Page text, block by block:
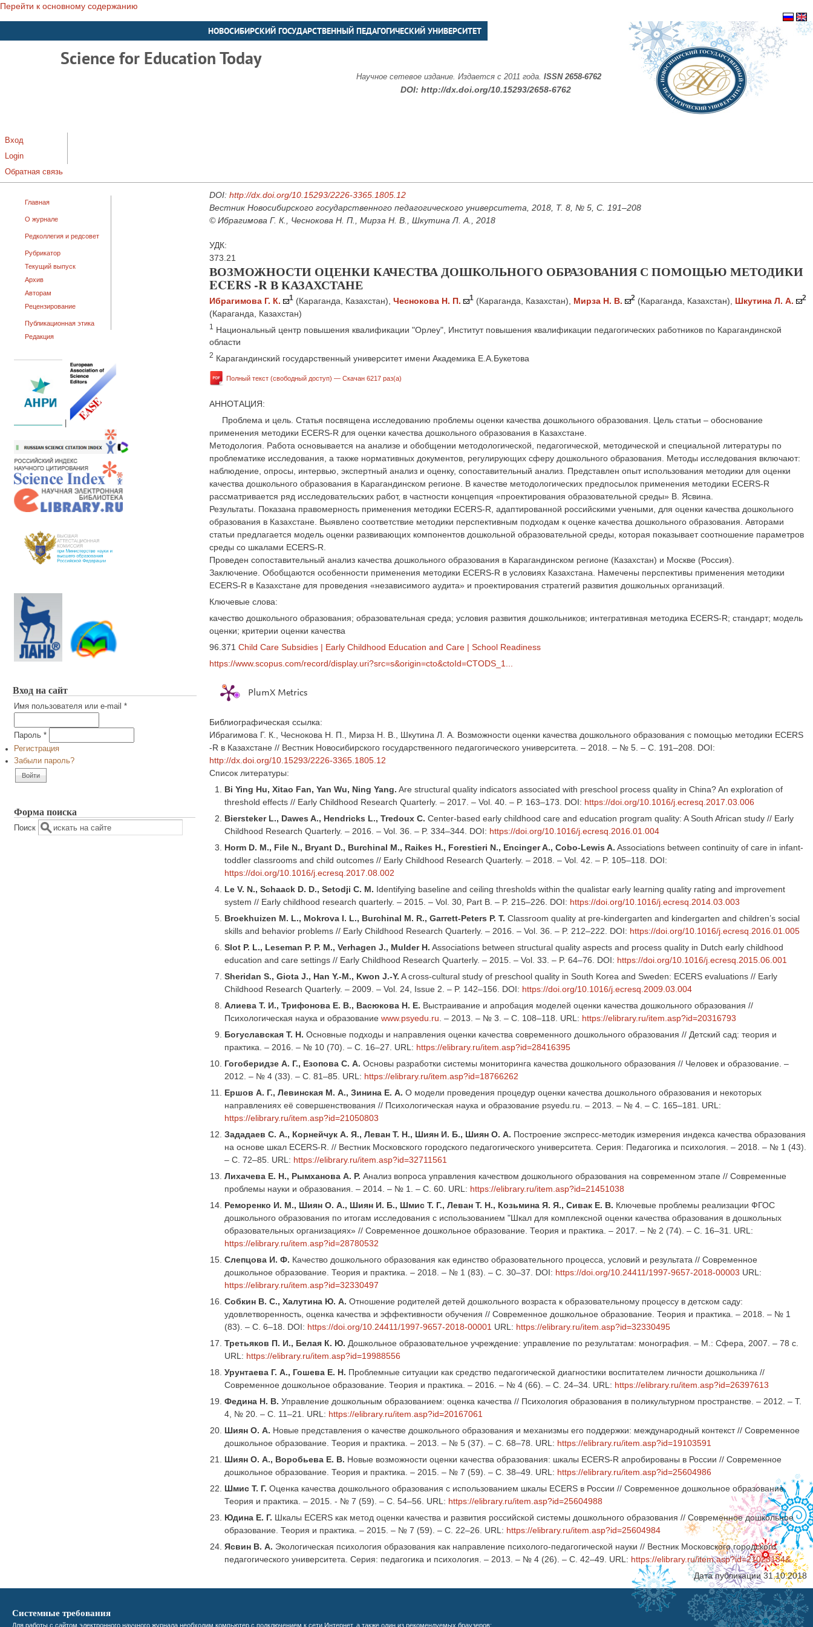
Перейти к основному содержанию
НОВОСИБИРСКИЙ ГОСУДАРСТВЕННЫЙ ПЕДАГОГИЧЕСКИЙ УНИВЕРСИТЕТ
Science for Education Today
Научное сетевое издание. Издается с 2011 года. ISSN 2658-6762
DOI: http://dx.doi.org/10.15293/2658-6762
Вход
Login
Обратная связь
Главная
О журнале
Редколлегия и редсовет
Рубрикатор
Текущий выпуск
Архив
Авторам
Рецензирование
Публикационная этика
Редакция
Вход на сайт
Имя пользователя или e-mail *
Пароль *
Регистрация
Забыли пароль?
Форма поиска
Поиск
DOI: http://dx.doi.org/10.15293/2226-3365.1805.12
Вестник Новосибирского государственного педагогического университета, 2018, Т. 8, № 5, С. 191–208
© Ибрагимова Г. К., Чеснокова Н. П., Мирза Н. В., Шкутина Л. А., 2018
УДК:
373.21
ВОЗМОЖНОСТИ ОЦЕНКИ КАЧЕСТВА ДОШКОЛЬНОГО ОБРАЗОВАНИЯ С ПОМОЩЬЮ МЕТОДИКИ
ECERS -R В КАЗАХСТАНЕ
Ибрагимова Г. К. 1 (Караганда, Казахстан) Чеснокова Н. П. 1 (Караганда, Казахстан) Мирза Н. В. 2 (Караганда, Казахстан) Шкутина Л. А. 2
(Караганда, Казахстан)
1
Национальный центр повышения квалификации "Орлеу", Институт повышения квалификации педагогических работников по Карагандинской
области
2 Карагандинский государственный университет имени Академика Е.А.Букетова
Полный текст (свободный доступ) — Скачан 6217 раз(а)
АННОТАЦИЯ:
Проблема и цель. Статья посвящена исследованию проблемы оценки качества дошкольного образования. Цель статьи – обоснование
применения методики ECERS-R для оценки качества дошкольного образования в Казахстане.
Методология. Работа основывается на анализе и обобщении методологической, педагогической, методической и специальной литературы по
проблематике исследования, а также нормативных документов, регулирующих сферу дошкольного образования. Методы исследования включают:
наблюдение, опросы, интервью, экспертный анализ и оценку, сопоставительный анализ. Представлен опыт использования методики для оценки
качества дошкольного образования в Карагандинском регионе. В качестве методологических предпосылок применения методики ECERS-R
рассматривается ряд исследовательских работ, в частности концепция «проектирования образовательной среды» В. Ясвина.
Результаты. Показана правомерность применения методики ECERS-R, адаптированной российскими учеными, для оценки качества дошкольного
образования в Казахстане. Выявлено соответствие методики перспективным подходам к оценке качества дошкольного образования. Авторами
статьи предлагается модель оценки развивающих компонентов дошкольной образовательной среды, которая показывает соотношение параметров
среды со шкалами ECERS-R.
Проведен сопоставительный анализ качества дошкольного образования в Карагандинском регионе (Казахстан) и Москве (Россия).
Заключение. Обобщаются особенности применения методики ECERS-R в условиях Казахстана. Намечены перспективы применения методики
ECERS-R в Казахстане для проведения «независимого аудита» и проектирования стратегий развития дошкольных организаций.
Ключевые слова:
качество дошкольного образования; образовательная среда; условия развития дошкольников; интегративная методика ECERS-R; стандарт; модель
оценки; критерии оценки качества
96.371 Child Care Subsidies | Early Childhood Education and Care | School Readiness
https://www.scopus.com/record/display.uri?src=s&origin=cto&ctoId=CTODS_1...
PlumX Metrics
Библиографическая ссылка:
Ибрагимова Г. К., Чеснокова Н. П., Мирза Н. В., Шкутина Л. А. Возможности оценки качества дошкольного образования с помощью методики ECERS
-R в Казахстане // Вестник Новосибирского государственного педагогического университета. – 2018. – № 5. – С. 191–208. DOI:
http://dx.doi.org/10.15293/2226-3365.1805.12
Список литературы:
Bi Ying Hu, Xitao Fan, Yan Wu, Ning Yang. Are structural quality indicators associated with preschool process quality in China? An exploration of
threshold effects // Early Childhood Research Quarterly. – 2017. – Vol. 40. – P. 163–173. DOI: https://doi.org/10.1016/j.ecresq.2017.03.006
Biersteker L., Dawes A., Hendricks L., Tredoux C. Center-based early childhood care and education program quality: A South African study // Early
Childhood Research Quarterly. – 2016. – Vol. 36. – P. 334–344. DOI: https://doi.org/10.1016/j.ecresq.2016.01.004
Horm D. M., File N., Bryant D., Burchinal M., Raikes H., Forestieri N., Encinger A., Cobo-Lewis A. Associations between continuity of care in infant-
toddler classrooms and child outcomes // Early Childhood Research Quarterly. – 2018. – Vol. 42. – P. 105–118. DOI:
https://doi.org/10.1016/j.ecresq.2017.08.002
Le V. N., Schaack D. D., Setodji C. M. Identifying baseline and ceiling thresholds within the qualistar early learning quality rating and improvement
system // Early childhood research quarterly. – 2015. – Vol. 30, Part B. – P. 215–226. DOI: https://doi.org/10.1016/j.ecresq.2014.03.003
Broekhuizen M. L., Mokrova I. L., Burchinal M. R., Garrett-Peters P. T. Classroom quality at pre-kindergarten and kindergarten and children’s social
skills and behavior problems // Еarly Childhood Research Quarterly. – 2016. – Vol. 36. – P. 212–222. DOI: https://doi.org/10.1016/j.ecresq.2016.01.005
Slot P. L., Leseman P. P. M., Verhagen J., Mulder H. Associations between structural quality aspects and process quality in Dutch early childhood
education and care settings // Early Childhood Research Quarterly. – 2015. – Vol. 33. – P. 64–76. DOI: https://doi.org/10.1016/j.ecresq.2015.06.001
Sheridan S., Giota J., Han Y.-M., Kwon J.-Y. A cross-cultural study of preschool quality in South Korea and Sweden: ECERS evaluations // Early
Childhood Research Quarterly. – 2009. – Vol. 24, Issue 2. – P. 142–156. DOI: https://doi.org/10.1016/j.ecresq.2009.03.004
Алиева Т. И., Трифонова Е. В., Васюкова Н. Е. Выстраивание и апробация моделей оценки качества дошкольного образования //
Психологическая наука и образование www.psyedu.ru . – 2013. – № 3. – С. 108–118. URL: https://elibrary.ru/item.asp?id=20316793
Богуславская Т. Н. Основные подходы и направления оценки качества современного дошкольного образования // Детский сад: теория и
практика. – 2016. – № 10 (70). – C. 16–27. URL: https://elibrary.ru/item.asp?id=28416395
Гогоберидзе А. Г., Езопова С. А. Основы разработки системы мониторинга качества дошкольного образования // Человек и образование. –
2012. – № 4 (33). – С. 81–85. URL: https://elibrary.ru/item.asp?id=18766262
Ершов А. Г., Левинская М. А., Зинина Е. А. О модели проведения процедур оценки качества дошкольного образования и некоторых
направлениях её совершенствования // Психологическая наука и образование psyedu.ru. – 2013. – № 4. – C. 165–181. URL:
https://elibrary.ru/item.asp?id=21050803
Зададаев С. А., Корнейчук А. Я., Леван Т. Н., Шиян И. Б., Шиян О. А. Построение экспресс-методик измерения индекса качества образования
на основе шкал ECERS-R. // Вестник Московского городского педагогического университета. Серия: Педагогика и психология. – 2018. – № 1 (43).
– С. 72–85. URL: https://elibrary.ru/item.asp?id=32711561
Лихачева Е. Н., Рымханова А. Р. Анализ вопроса управления качеством дошкольного образования на современном этапе // Современные
проблемы науки и образования. – 2014. – № 1. – С. 60. URL: https://elibrary.ru/item.asp?id=21451038
Реморенко И. М., Шиян О. А., Шиян И. Б., Шмис Т. Г., Леван Т. Н., Козьмина Я. Я., Сивак Е. В. Ключевые проблемы реализации ФГОС
дошкольного образования по итогам исследования с использованием "Шкал для комплексной оценки качества образования в дошкольных
образовательных организациях» // Современное дошкольное образование. Теория и практика. – 2017. – № 2 (74). – С. 16–31. URL:
https://elibrary.ru/item.asp?id=28780532
Слепцова И. Ф. Качество дошкольного образования как единство образовательного процесса, условий и результата // Современное
дошкольное образование. Теория и практика. – 2018. – № 1 (83). – С. 30–37. DOI: https://doi.org/10.24411/1997-9657-2018-00003 URL:
https://elibrary.ru/item.asp?id=32330497
Собкин В. С., Халутина Ю. А. Отношение родителей детей дошкольного возраста к образовательному процессу в детском саду:
удовлетворенность, оценка качества и эффективности обучения // Современное дошкольное образование. Теория и практика. – 2018. – № 1
(83). – С. 6–18. DOI: https://doi.org/10.24411/1997-9657-2018-00001 URL: https://elibrary.ru/item.asp?id=32330495
Третьяков П. И., Белая К. Ю. Дошкольное образовательное учреждение: управление по результатам: монография. – М.: Сфера, 2007. – 78 с.
URL: https://elibrary.ru/item.asp?id=19988556
Урунтаева Г. А., Гошева Е. Н. Проблемные ситуации как средство педагогической диагностики воспитателем личности дошкольника //
Современное дошкольное образование. Теория и практика. – 2016. – № 4 (66). – С. 24–34. URL: https://elibrary.ru/item.asp?id=26397613
Федина Н. В. Управление дошкольным образованием: оценка качества // Психология образования в поликультурном пространстве. – 2012. – Т.
4, № 20. – С. 11–21. URL: https://elibrary.ru/item.asp?id=20167061
Шиян О. А. Новые представления о качестве дошкольного образования и механизмы его поддержки: международный контекст // Современное
дошкольное образование. Теория и практика. – 2013. – № 5 (37). – С. 68–78. URL: https://elibrary.ru/item.asp?id=19103591
Шиян О. А., Воробьева Е. В. Новые возможности оценки качества образования: шкалы ECERS-R апробированы в России // Современное
дошкольное образование. Теория и практика. – 2015. – № 7 (59). – С. 38–49. URL: https://elibrary.ru/item.asp?id=25604986
Шмис Т. Г. Оценка качества дошкольного образования с использованием шкалы ECERS в России // Современное дошкольное образование.
Теория и практика. – 2015. - № 7 (59). – С. 54–56. URL: https://elibrary.ru/item.asp?id=25604988
Юдина Е. Г. Шкалы ECERS как метод оценки качества и развития российской системы дошкольного образования // Современное дошкольное
образование. Теория и практика. – 2015. – № 7 (59). – С. 22–26. URL: https://elibrary.ru/item.asp?id=25604984
Ясвин В. А. Экологическая психология образования как направление психолого-педагогической науки // Вестник Московского городского
педагогического университета. Серия: педагогика и психология. – 2013. – № 4 (26). – С. 42–49. URL: https://elibrary.ru/item.asp?id=21023134&
Дата публикации 31.10.2018
Системные требования
Для работы с сайтом электронного научного журнала необходим компьютер с подключением к сети Интернет, а также один из рекомендуемых браузеров: